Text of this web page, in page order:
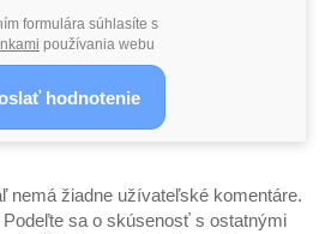
formulára súhlasíte s
používania webu
nemá žiadne užívateľské komentáre.
sa o skúsenosť s ostatnými